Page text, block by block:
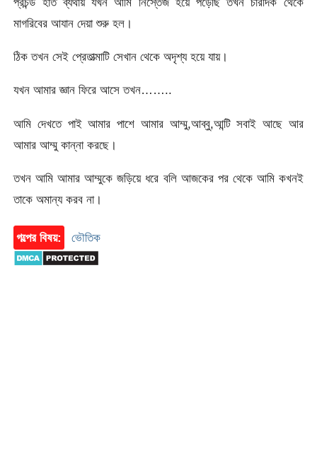
মাগরিবের আযান দেয়া শুরু হল।
ঠিক তখন সেই প্রেতাত্মাটি সেখান থেকে অদৃশ্য হয়ে যায়।
যখন আমার জ্ঞান ফিরে আসে তখন……..
আমি দেখতে পাই আমার পাশে আমার আম্মু,আব্বু,আন্টি সবাই আছে আর
আমার আম্মু কান্না করছে।
তখন আমি আমার আম্মুকে জড়িয়ে ধরে বলি আজকের পর থেকে আমি কখনই
তাকে অমান্য করব না।
গল্পের বিষয়: ভৌতিক